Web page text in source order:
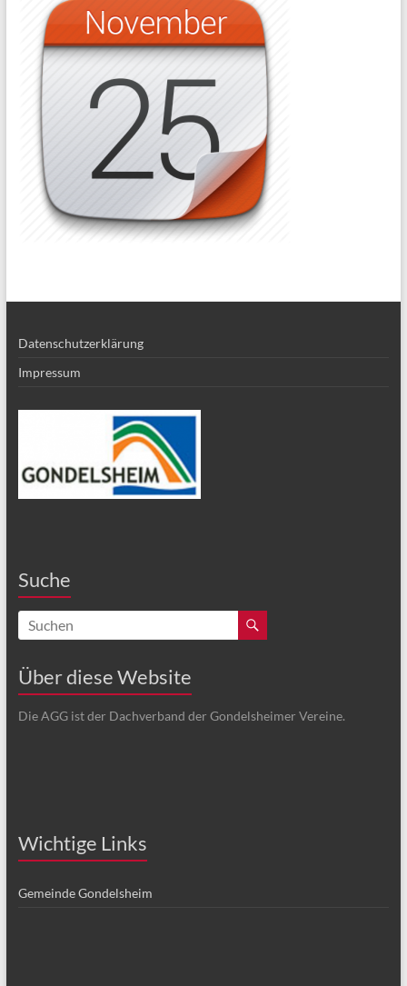
Datenschutzerklärung
Impressum
Suche
Über diese Website
Die AGG ist der Dachverband der Gondelsheimer Vereine.
Wichtige Links
Gemeinde Gondelsheim